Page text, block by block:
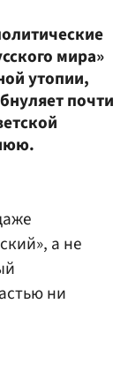
мира»
утопии,
почти
а не
ни